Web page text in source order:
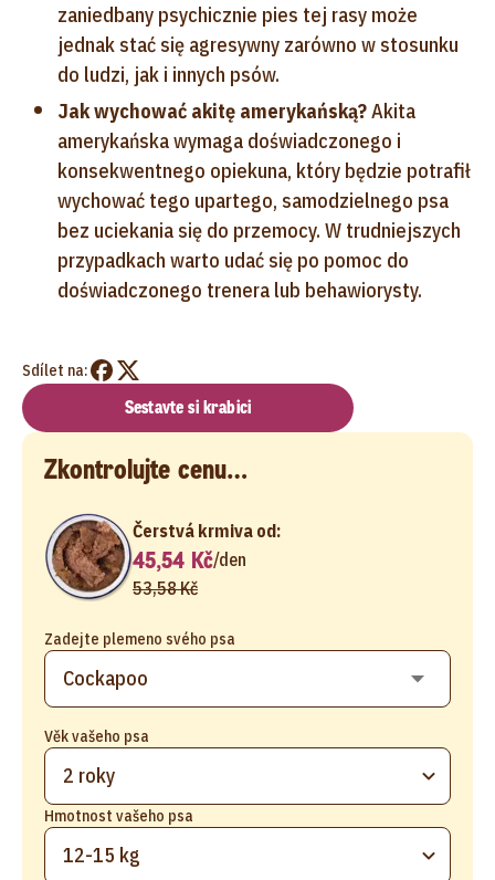
zaniedbany psychicznie pies tej rasy może
jednak stać się agresywny zarówno w stosunku
do ludzi, jak i innych psów.
Jak wychować akitę amerykańską?Akita
amerykańska wymaga doświadczonego i
konsekwentnego opiekuna, który będzie potrafił
wychować tego upartego, samodzielnego psa
bez uciekania się do przemocy. W trudniejszych
przypadkach warto udać się po pomoc do
doświadczonego trenera lub behawiorysty.
Sdílet na:
Sestavte si krabici
Zkontrolujte cenu…
Zadejte plemeno svého psa
Věk vašeho psa
2 roky
Hmotnost vašeho psa
12-15 kg
Čerstvá krmiva od:
45,54 Kč/den
53,58 Kč